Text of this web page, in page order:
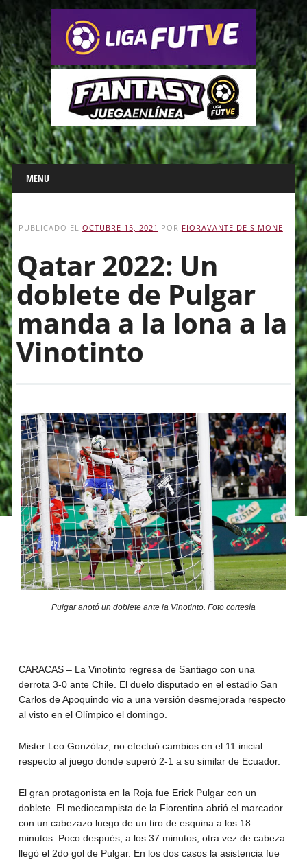
Main menu
Skip
to
content
MENU
PUBLICADO EL OCTUBRE 15, 2021 POR FIORAVANTE DE SIMONE
Qatar 2022: Un
doblete de Pulgar
manda a la lona a la
Vinotinto
Pulgar anotó un doblete ante la Vinotinto. Foto cortesía
CARACAS – La Vinotinto regresa de Santiago con una
derrota 3-0 ante Chile. El duelo disputado en el estadio San
Carlos de Apoquindo vio a una versión desmejorada respecto
al visto en el Olímpico el domingo.
Mister Leo Gonzólaz, no efectuó cambios en el 11 inicial
respecto al juego donde superó 2-1 a su similar de Ecuador.
El gran protagonista en la Roja fue Erick Pulgar con un
doblete. El mediocampista de la Fiorentina abrió el marcador
con un cabezazo luego de un tiro de esquina a los 18
minutos. Poco después, a los 37 minutos, otra vez de cabeza
llegó el 2do gol de Pulgar. En los dos casos la asistencia fue